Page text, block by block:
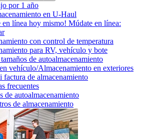
por 1 año
en U-Haul
en línea hoy mismo! Múdate en línea:
con control de temperatura
para RV, vehículo y bote
de autoalmacenamiento
vehículo/Almacenamiento en exteriores
factura de almacenamiento
frecuentes
de autoalmacenamiento
de almacenamiento